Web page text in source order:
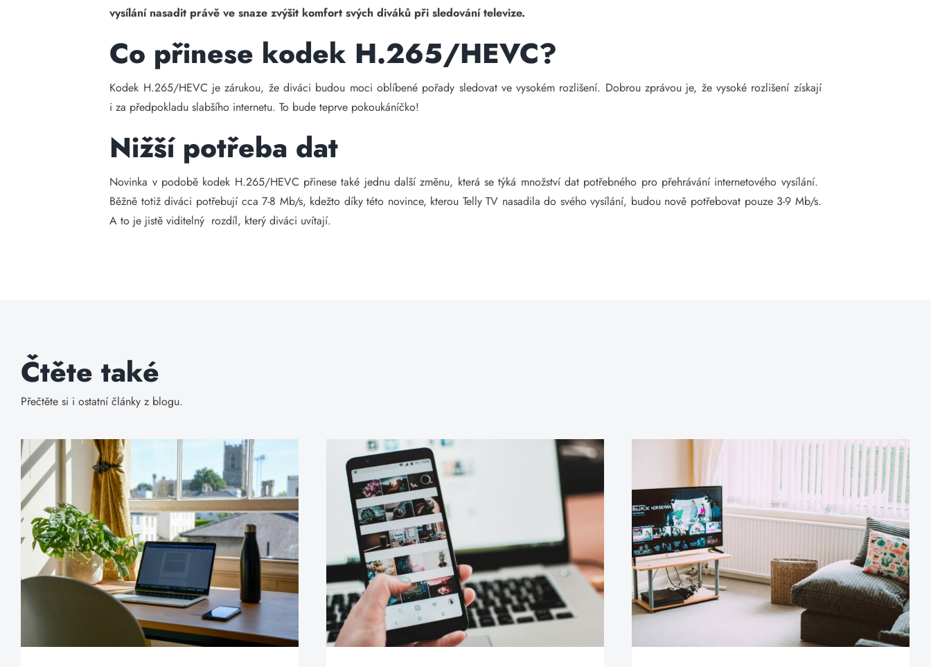
vysílání nasadit právě ve snaze zvýšit komfort svých diváků při sledování televize.
Co přinese kodek H.265/HEVC?
Kodek H.265/HEVC je zárukou, že diváci budou moci oblíbené pořady sledovat ve vysokém rozlišení. Dobrou zprávou je, že vysoké rozlišení získají
i za předpokladu slabšího internetu. To bude teprve pokoukáníčko!
Nižší potřeba dat
Novinka v podobě kodek H.265/HEVC přinese také jednu další změnu, která se týká množství dat potřebného pro přehrávání internetového vysílání.
Běžně totiž diváci potřebují cca 7-8 Mb/s, kdežto díky této novince, kterou Telly TV nasadila do svého vysílání, budou nově potřebovat pouze 3-9 Mb/s.
A to je jistě viditelný rozdíl, který diváci uvítají.
Čtěte také
Přečtěte si i ostatní články z blogu.